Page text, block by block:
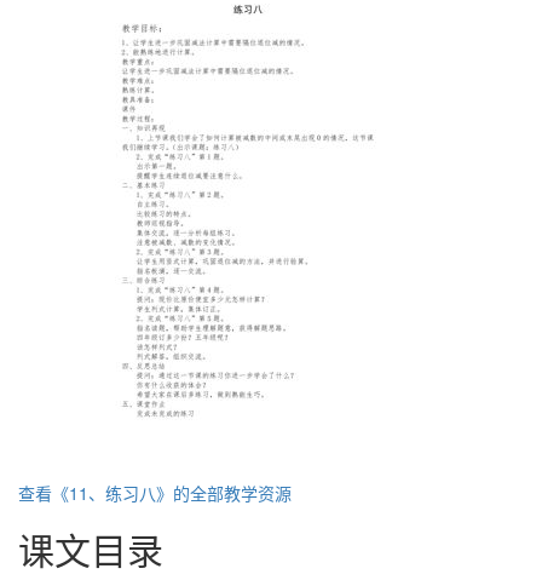
查看《11、练习八》的全部教学资源
课文目录